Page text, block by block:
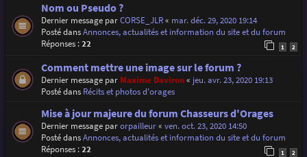
r
Nom ou Pseudo ?
Dernier message parCORSE_JLR« mar. déc. 29, 2020 19:14
Posté dansAnnonces, actualités et information du site et du forum
Réponses :22 1 2
Comment mettre une image sur le forum ?
Dernier message par Maxime Daviron« jeu. avr. 23, 2020 19:13
Posté dans Récits et photos d'orages
Mise à jour majeure du forum Chasseurs d'Orages
Dernier message parorpailleur« ven. oct. 23, 2020 14:50
Posté dansAnnonces, actualités et information du site et du forum
Réponses :22 1 2